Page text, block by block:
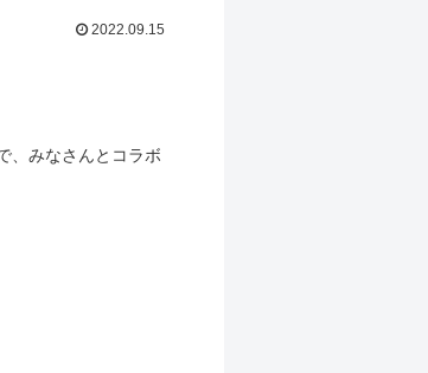
2022.09.15
、みなさんとコラボ